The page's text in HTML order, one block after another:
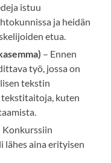
istuu
ja heidän
etua.
– Ennen
työ, jossa on
tekstin
kuten
Konkurssiin
lähes aina erityisen